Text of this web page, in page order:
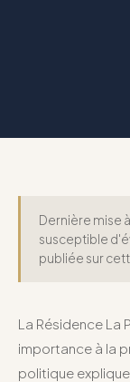
Dernière mise
susceptible
publiée sur
La Résidence La
importance à la
politique